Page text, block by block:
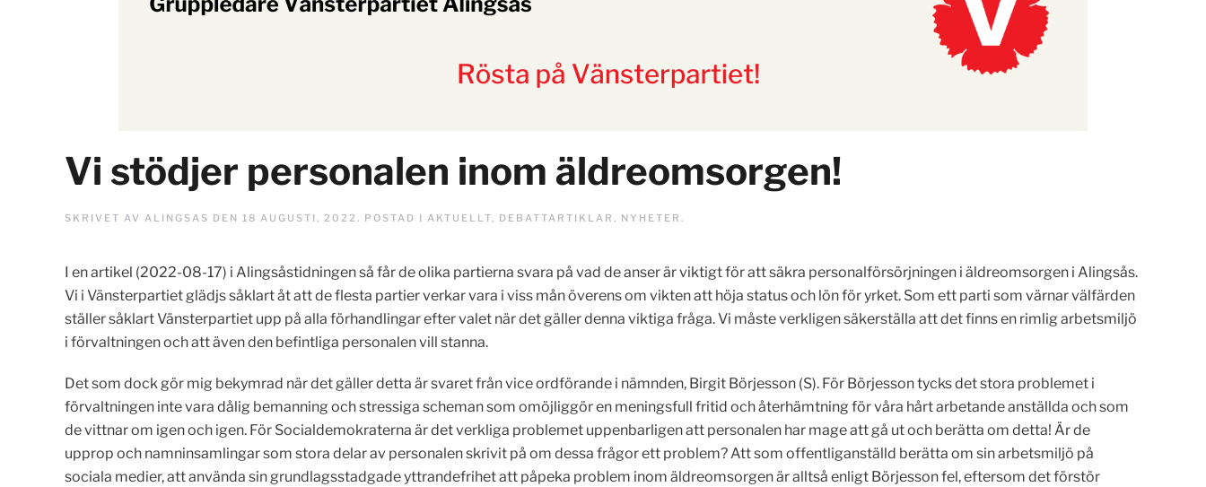
Vi stödjer personalen inom äldreomsorgen!
SKRIVET AV ALINGSAS DEN 18 AUGUSTI, 2022 . POSTAD I AKTUELLT, DEBATTARTIKLAR , NYHETER .
I en artikel (2022-08-17) i Alingsåstidningen så får de olika partierna svara på vad de anser är viktigt för att säkra personalförsörjningen i äldreomsorgen i Alingsås.
Vi i Vänsterpartiet glädjs såklart åt att de flesta partier verkar vara i viss mån överens om vikten att höja status och lön för yrket. Som ett parti som värnar välfärden
ställer såklart Vänsterpartiet upp på alla förhandlingar efter valet när det gäller denna viktiga fråga. Vi måste verkligen säkerställa att det finns en rimlig arbetsmiljö
i förvaltningen och att även den befintliga personalen vill stanna.
Det som dock gör mig bekymrad när det gäller detta är svaret från vice ordförande i nämnden, Birgit Börjesson (S). För Börjesson tycks det stora problemet i
förvaltningen inte vara dålig bemanning och stressiga scheman som omöjliggör en meningsfull fritid och återhämtning för våra hårt arbetande anställda och som
de vittnar om igen och igen. För Socialdemokraterna är det verkliga problemet uppenbarligen att personalen har mage att gå ut och berätta om detta! Är de
upprop och namninsamlingar som stora delar av personalen skrivit på om dessa frågor ett problem? Att som offentliganställd berätta om sin arbetsmiljö på
sociala medier, att använda sin grundlagsstadgade yttrandefrihet att påpeka problem inom äldreomsorgen är alltså enligt Börjesson fel, eftersom det förstör